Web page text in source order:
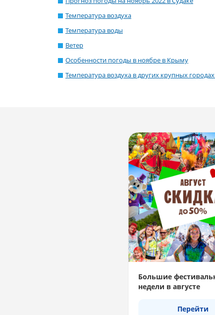
Температура воздуха
Температура воды
Ветер
Особенности погоды в ноябре в Крыму
Температура воздуха в других крупных
Большие
недели в августе
Перейти